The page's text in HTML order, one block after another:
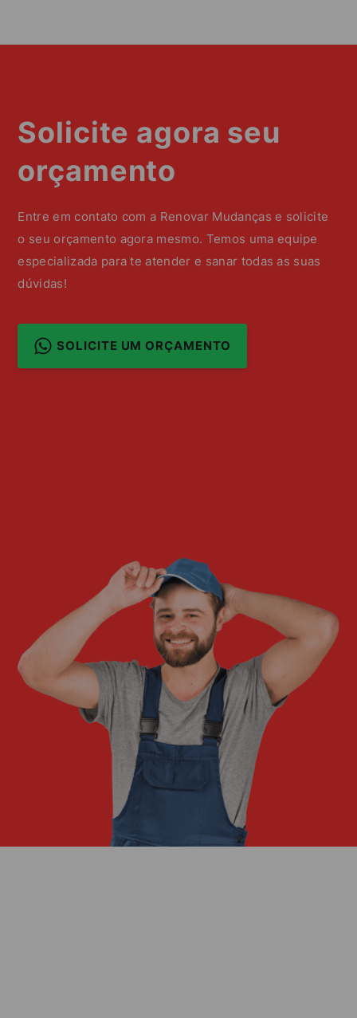
Solicite agora seu
orçamento
Entre em contato com a Renovar Mudanças e solicite
o seu orçamento agora mesmo. Temos uma equipe
especializada para te atender e sanar todas as suas
dúvidas!
SOLICITE UM ORÇAMENTO